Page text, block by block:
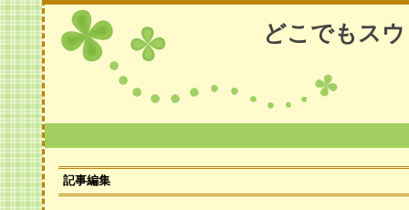
どこでもス
記事編集